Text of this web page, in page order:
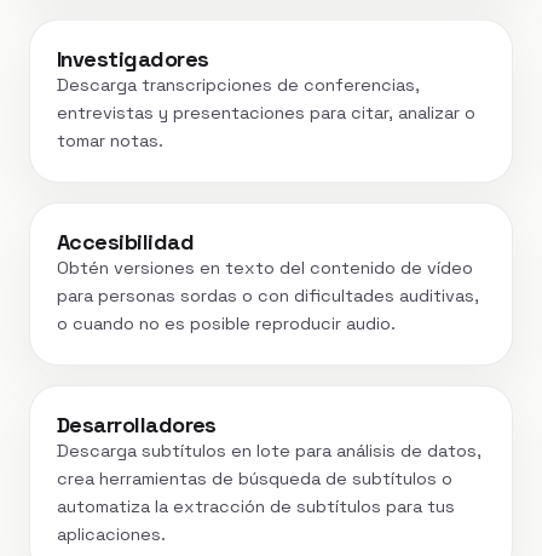
Investigadores
Descarga transcripciones de conferencias,
entrevistas y presentaciones para citar, analizar o
tomar notas.
Accesibilidad
Obtén versiones en texto del contenido de vídeo
para personas sordas o con dificultades auditivas,
o cuando no es posible reproducir audio.
Desarrolladores
Descarga subtítulos en lote para análisis de datos,
crea herramientas de búsqueda de subtítulos o
automatiza la extracción de subtítulos para tus
aplicaciones.